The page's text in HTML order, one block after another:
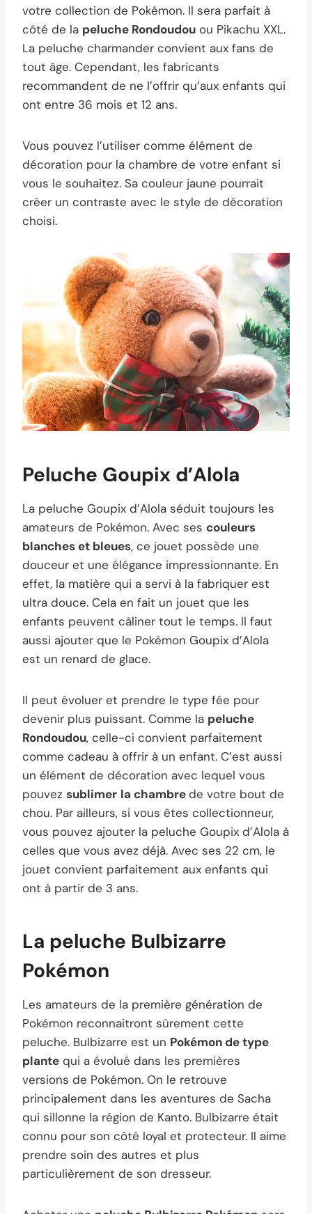
votre collection de Pokémon. Il sera parfait à
côté de la peluche Rondoudou ou Pikachu XXL.
La peluche charmander convient aux fans de
tout âge. Cependant, les fabricants
recommandent de ne l’offrir qu’aux enfants qui
ont entre 36 mois et 12 ans.
Vous pouvez l’utiliser comme élément de
décoration pour la chambre de votre enfant si
vous le souhaitez. Sa couleur jaune pourrait
créer un contraste avec le style de décoration
choisi.
Peluche Goupix d’Alola
La peluche Goupix d’Alola séduit toujours les
amateurs de Pokémon. Avec ses couleurs
blanches et bleues, ce jouet possède une
douceur et une élégance impressionnante. En
effet, la matière qui a servi à la fabriquer est
ultra douce. Cela en fait un jouet que les
enfants peuvent câliner tout le temps. Il faut
aussi ajouter que le Pokémon Goupix d’Alola
est un renard de glace.
Il peut évoluer et prendre le type fée pour
devenir plus puissant. Comme la peluche
Rondoudou, celle-ci convient parfaitement
comme cadeau à offrir à un enfant. C’est aussi
un élément de décoration avec lequel vous
pouvez sublimer la chambrede votre bout de
chou. Par ailleurs, si vous êtes collectionneur,
vous pouvez ajouter la peluche Goupix d’Alola à
celles que vous avez déjà. Avec ses 22 cm, le
jouet convient parfaitement aux enfants qui
ont à partir de 3 ans.
La peluche Bulbizarre
Pokémon
Les amateurs de la première génération de
Pokémon reconnaitront sûrement cette
peluche. Bulbizarre est un Pokémon de type
plante qui a évolué dans les premières
versions de Pokémon. On le retrouve
principalement dans les aventures de Sacha
qui sillonne la région de Kanto. Bulbizarre était
connu pour son côté loyal et protecteur. Il aime
prendre soin des autres et plus
particulièrement de son dresseur.